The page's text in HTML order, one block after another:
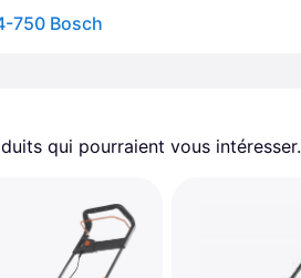
750 Bosch
qui pourraient vous intéresser.